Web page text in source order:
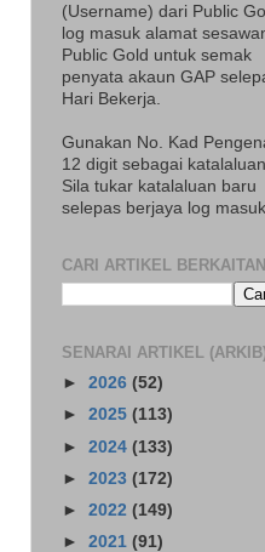
(Username) dari Public
log masuk alamat
Public Gold untuk semak
penyata akaun GAP
Hari Bekerja.
Gunakan No. Kad
12 digit sebagai katalaluan.
Sila tukar katalaluan baru
selepas berjaya log masuk.
CARI ARTIKEL BERKAITAN
SENARAI ARTIKEL
► 2026 (52)
► 2025 (113)
► 2024 (133)
► 2023 (172)
► 2022 (149)
► 2021 (91)